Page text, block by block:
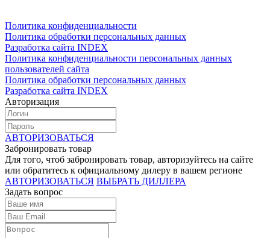
Политика конфиденциальности
Политика обработки персональных данных
Разработка сайта INDEX
Политика конфиденциальности персональных данных
пользователей сайта
Политика обработки персональных данных
Разработка сайта INDEX
Авторизация
АВТОРИЗОВАТЬСЯ
Забронировать товар
Для того, чтоб забронировать товар, авторизуйтесь на сайте
или обратитесь к официальному дилеру в вашем регионе
АВТОРИЗОВАТЬСЯ ВЫБРАТЬ ДИЛЛЕРА
Задать вопрос